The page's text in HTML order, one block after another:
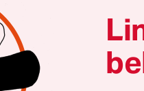
gegen den
mit
die Fans auf